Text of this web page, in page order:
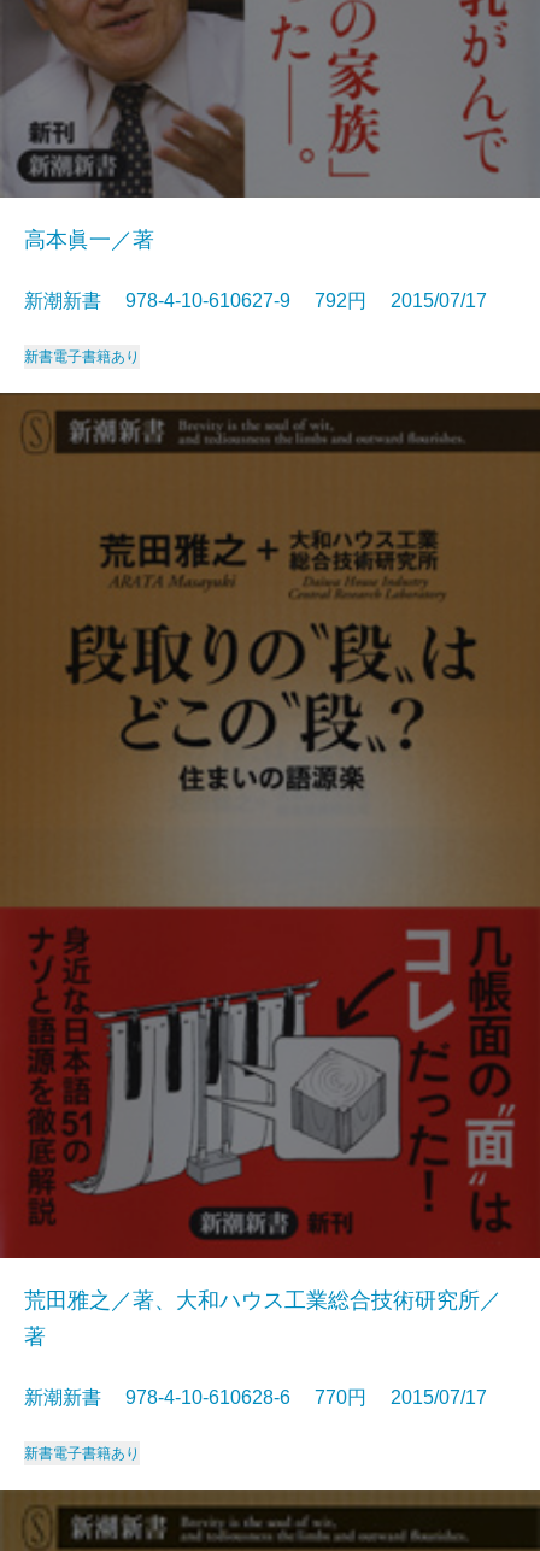
高本眞一／著
新潮新書 978-4-10-610627-9 792円 2015/07/17
新書電子書籍あり
荒田雅之／著、大和ハウス工業総合技術研究所／
著
新潮新書 978-4-10-610628-6 770円 2015/07/17
新書電子書籍あり